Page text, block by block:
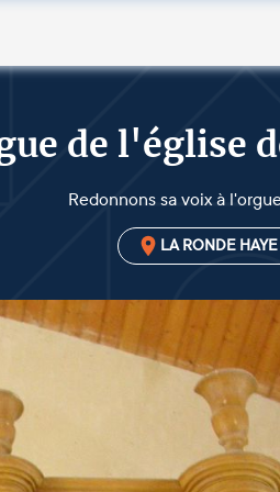
de l'église
Redonnons sa voix à
LA RONDE